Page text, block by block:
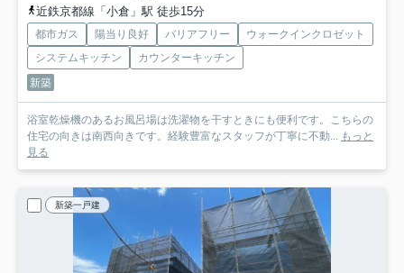
近鉄京都線「小倉」駅 徒歩15分
都市ガス 陽当り良好 バリアフリー
ウォークインクロゼット
システムキッチン
カウンターキッチン
新築
浴室乾燥機のあるお風呂場は洗濯物を干すときにも便利です。こちらの
住宅の向きは南西向きです。経験豊富なスタッフが丁寧に不動... もっと
見る
新築一戸建